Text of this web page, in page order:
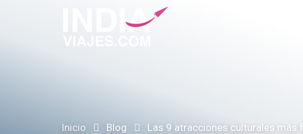
Inicio Blog Las 9 atracciones culturales más